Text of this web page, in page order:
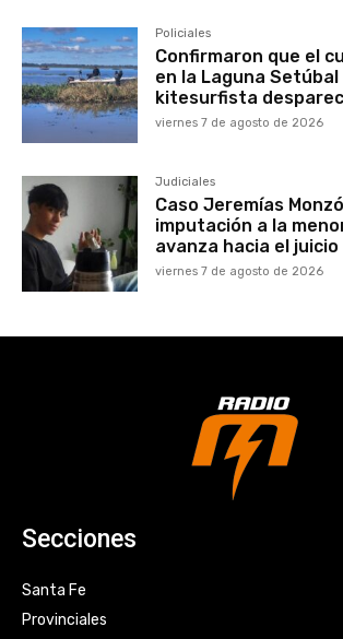
Policiales
Confirmaron que el
en la Laguna Setúbal
kitesurfista
viernes 7 de agosto de 2026
Judiciales
Caso Jeremías
imputación a la
avanza hacia el juicio
viernes 7 de agosto de 2026
Secciones
Santa Fe
Provinciales